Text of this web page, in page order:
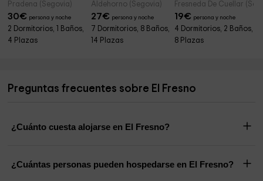
Pradena (Segovia)
30€ persona y noche
2 Dormitorios, 1 Baños,
4 Plazas
Aldehorno (Segovia)
27€ persona y noche
7 Dormitorios, 8 Baños,
14 Plazas
Fresneda De Cuellar
19€ persona y noche
4 Dormitorios, 2 Baños,
8 Plazas
Preguntas frecuentes sobre El Fresno
¿Cuánto cuesta alojarse en El Fresno?
¿Cuántas personas pueden hospedarse en El Fresno?